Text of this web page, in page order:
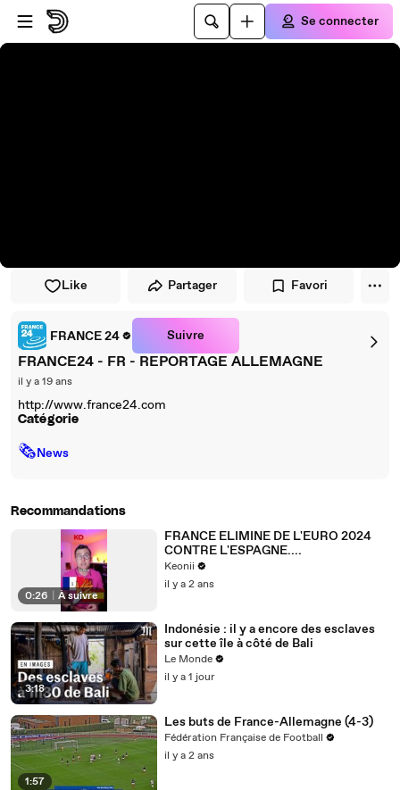
Passer au player
Passer au contenu principal
Se connecter
Like Partager Favori
FRANCE 24 Suivre
FRANCE24 - FR - REPORTAGE ALLEMAGNE
il y a 19 ans
http://www.france24.com
Catégorie
🗞News
Recommandations
0:26 À suivre
FRANCE ELIMINE DE L'EURO 2024
CONTRE L'ESPAGNE....
Keonii
il y a 2 ans
3:18
Indonésie : il y a encore des esclaves
sur cette île à côté de Bali
Le Monde
il y a 1 jour
1:57
Les buts de France-Allemagne (4-3)
Fédération Française de Football
il y a 2 ans